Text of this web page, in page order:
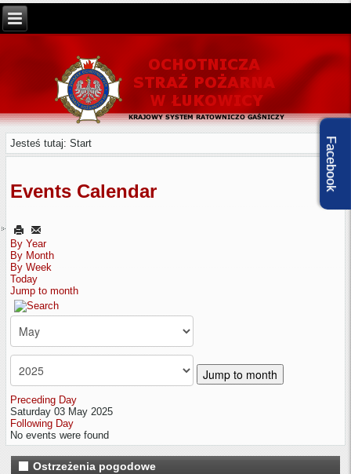
Jesteś tutaj:Start
Events Calendar
By Year
By Month
By Week
Today
Jump to month
Jump to month
Preceding Day
Saturday 03 May 2025
Following Day
No events were found
Ostrzeżenia pogodowe
Facebook